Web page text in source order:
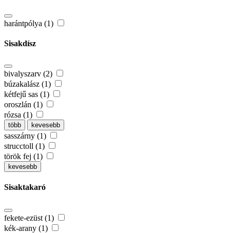
harántpólya (1)
Sisakdísz
bivalyszarv (2)
búzakalász (1)
kétfejű sas (1)
oroszlán (1)
rózsa (1)
több kevesebb
sasszárny (1)
strucctoll (1)
török fej (1)
kevesebb
Sisaktakaró
fekete-ezüst (1)
kék-arany (1)